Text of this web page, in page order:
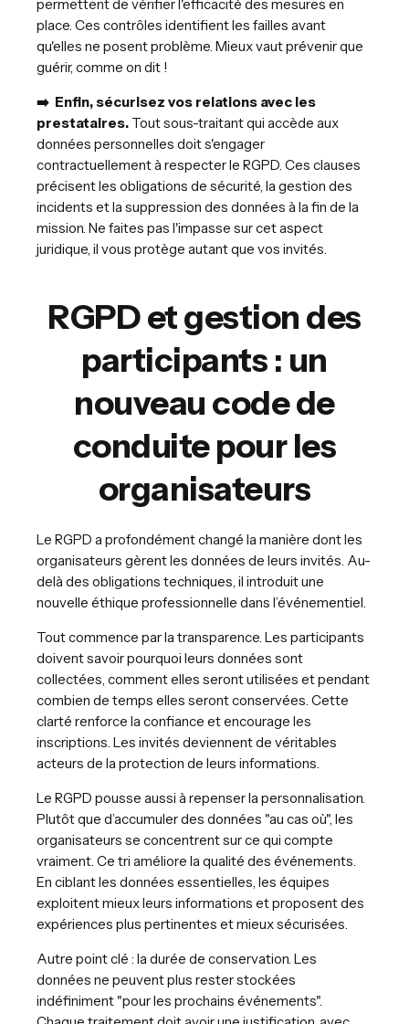
permettent de vérifier l'efficacité des mesures en
place. Ces contrôles identifient les failles avant
qu'elles ne posent problème. Mieux vaut prévenir que
guérir, comme on dit !
➡️ Enfin, sécurisez vos relations avec les
prestataires. Tout sous-traitant qui accède aux
données personnelles doit s'engager
contractuellement à respecter le RGPD. Ces clauses
précisent les obligations de sécurité, la gestion des
incidents et la suppression des données à la fin de la
mission. Ne faites pas l'impasse sur cet aspect
juridique, il vous protège autant que vos invités.
RGPD et gestion des
participants : un
nouveau code de
conduite pour les
organisateurs
Le RGPD a profondément changé la manière dont les
organisateurs gèrent les données de leurs invités. Au-
delà des obligations techniques, il introduit une
nouvelle éthique professionnelle dans l’événementiel.
Tout commence par la transparence. Les participants
doivent savoir pourquoi leurs données sont
collectées, comment elles seront utilisées et pendant
combien de temps elles seront conservées. Cette
clarté renforce la confiance et encourage les
inscriptions. Les invités deviennent de véritables
acteurs de la protection de leurs informations.
Le RGPD pousse aussi à repenser la personnalisation.
Plutôt que d’accumuler des données "au cas où", les
organisateurs se concentrent sur ce qui compte
vraiment. Ce tri améliore la qualité des événements.
En ciblant les données essentielles, les équipes
exploitent mieux leurs informations et proposent des
expériences plus pertinentes et mieux sécurisées.
Autre point clé : la durée de conservation. Les
données ne peuvent plus rester stockées
indéfiniment "pour les prochains événements".